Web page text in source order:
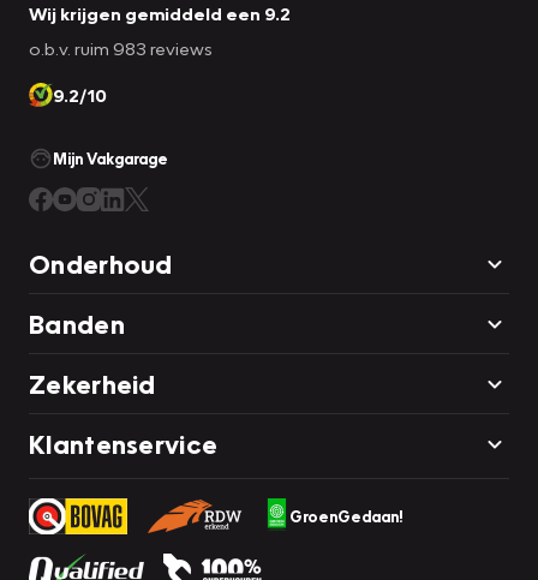
Wij krijgen gemiddeld een 9.2
o.b.v. ruim 983 reviews
9.2/10
Mijn Vakgarage
Onderhoud
Banden
Zekerheid
Klantenservice
GroenGedaan!